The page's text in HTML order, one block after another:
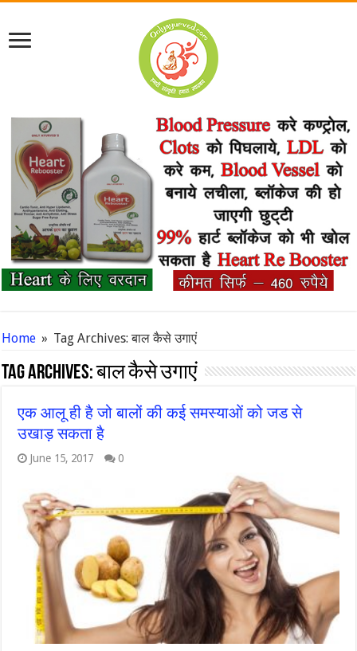
Home » Tag Archives: बाल कैसे उगाएं
Tag Archives:बाल कैसे उगाएं
एक आलू ही है जो बालों की कई समस्याओं को जड से
उखाड़ सकता है
June 15, 2017 0